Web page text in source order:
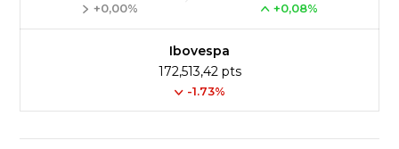
+0,00% +0,08%
Ibovespa
172,513,42 pts
-1.73%